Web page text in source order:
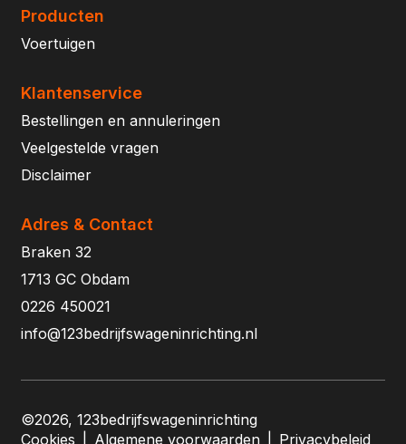
Producten
Voertuigen
Klantenservice
Bestellingen en annuleringen
Veelgestelde vragen
Disclaimer
Adres & Contact
Braken 32
1713 GC Obdam
0226 450021
info@123bedrijfswageninrichting.nl
©2026, 123bedrijfswageninrichting
Cookies
Algemene voorwaarden Privacybeleid